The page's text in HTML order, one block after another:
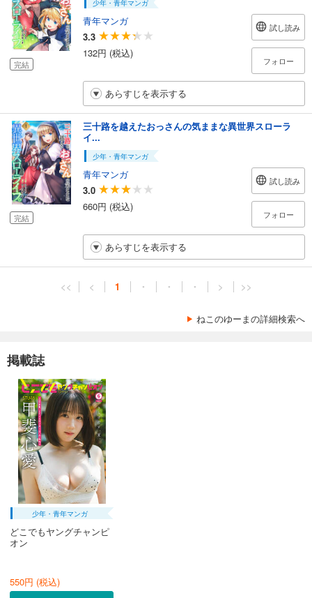
完結
少年・青年マンガ
青年マンガ
3.3
132円 (税込)
試し読み
フォロー
あらすじを表示する
完結
三十路を越えたおっさんの気ままな異世界スローラ
イ...
少年・青年マンガ
青年マンガ
3.0
660円 (税込)
試し読み
フォロー
あらすじを表示する
<< < 1 ・ ・ ・ > >>
ねこのゆーまの詳細検索へ
掲載誌
少年・青年マンガ
どこでもヤングチャンピ
オン
550円 (税込)